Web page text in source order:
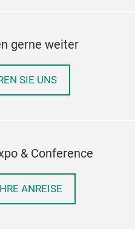
gerne weiter
SIE UNS
& Conference
ANREISE